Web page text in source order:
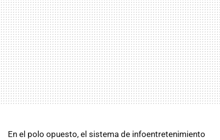
En el polo opuesto, el sistema de infoentretenimiento